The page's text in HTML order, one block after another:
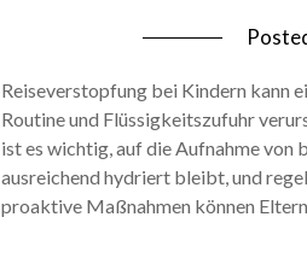
Reiseverstopfung bei Kindern kann
Routine und Flüssigkeitszufuhr
ist es wichtig, auf die Aufnahme von
ausreichend hydriert bleibt, und
proaktive Maßnahmen können